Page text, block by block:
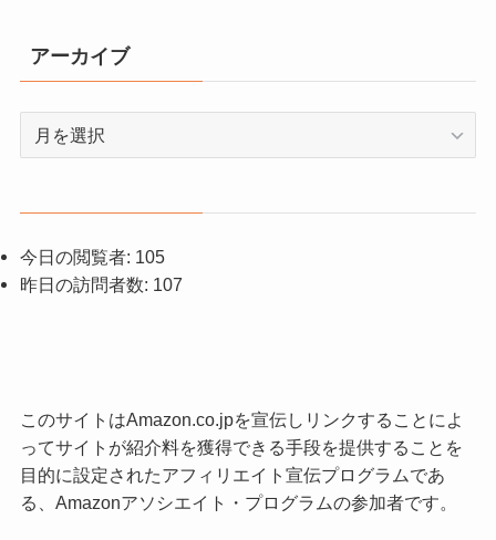
アーカイブ
今日の閲覧者: 105
昨日の訪問者数: 107
このサイトはAmazon.co.jpを宣伝しリンクすることによ
ってサイトが紹介料を獲得できる手段を提供することを
目的に設定されたアフィリエイト宣伝プログラムであ
る、Amazonアソシエイト・プログラムの参加者です。